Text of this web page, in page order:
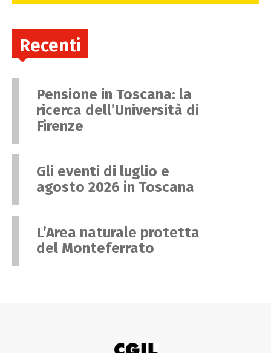
Recenti
Pensione in Toscana: la
ricerca dell’Università di
Firenze
Gli eventi di luglio e
agosto 2026 in Toscana
L’Area naturale protetta
del Monteferrato